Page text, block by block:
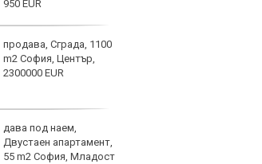
950 EUR
продава, Сграда, 1100
m2 София, Център,
2300000 EUR
дава под наем,
Двустаен апартамент,
55 m2 София, Младост